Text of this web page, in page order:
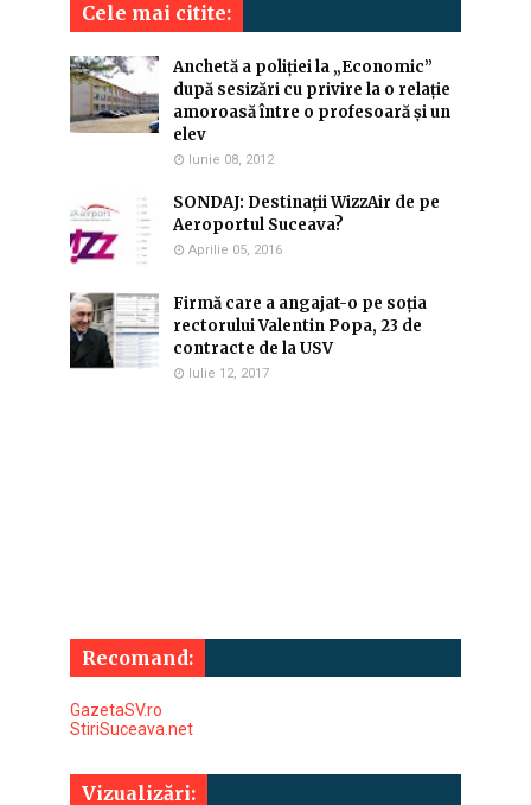
Cele mai citite:
Anchetă a poliției la „Economic”
după sesizări cu privire la o relație
amoroasă între o profesoară și un
elev
Iunie 08, 2012
SONDAJ: Destinaţii WizzAir de pe
Aeroportul Suceava?
Aprilie 05, 2016
Firmă care a angajat-o pe soția
rectorului Valentin Popa, 23 de
contracte de la USV
Iulie 12, 2017
Recomand:
GazetaSV.ro
StiriSuceava.net
Vizualizări: